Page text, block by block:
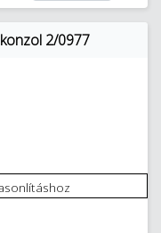
2/0977